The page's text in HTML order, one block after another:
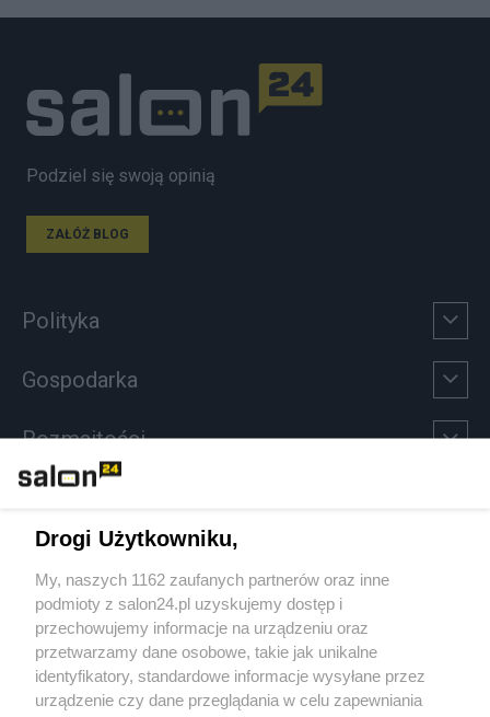
Podziel się swoją opinią
ZAŁÓŻ BLOG
Polityka
Gospodarka
Rozmaitości
Sport
Społeczeństwo
Kultura
Drogi Użytkowniku,
My, naszych 1162 zaufanych partnerów oraz inne
podmioty z salon24.pl uzyskujemy dostęp i
przechowujemy informacje na urządzeniu oraz
przetwarzamy dane osobowe, takie jak unikalne
identyfikatory, standardowe informacje wysyłane przez
urządzenie czy dane przeglądania w celu zapewniania